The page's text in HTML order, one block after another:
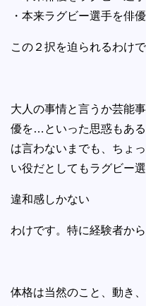
・本来ラグビー選手を俳
この２択を迫られるわけで
大人の事情と言うか芸能
優を…といった思惑もあ
は言わないまでも、ちょ
い役だとしてもラグビー
違和感しかない
わけです。特に経験者から
体格は当然のこと、動き